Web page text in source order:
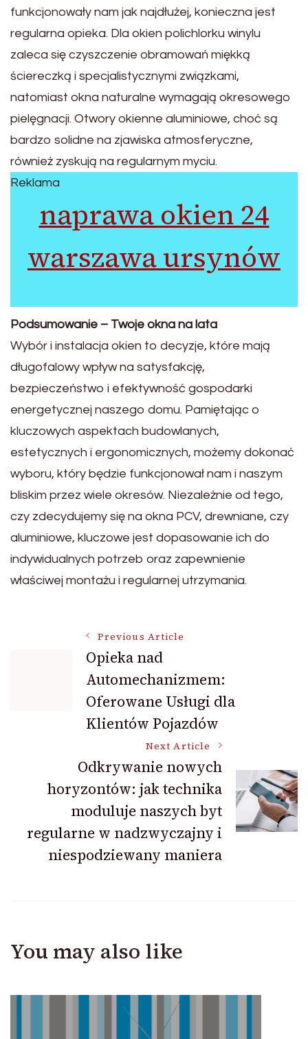
funkcjonowały nam jak najdłużej, konieczna jest
regularna opieka. Dla okien polichlorku winylu
zaleca się czyszczenie obramowań miękką
ściereczką i specjalistycznymi związkami,
natomiast okna naturalne wymagają okresowego
pielęgnacji. Otwory okienne aluminiowe, choć są
bardzo solidne na zjawiska atmosferyczne,
również zyskują na regularnym myciu.
Reklama
naprawa okien 24
warszawa ursynów
Podsumowanie – Twoje okna na lata
Wybór i instalacja okien to decyzje, które mają
długofalowy wpływ na satysfakcję,
bezpieczeństwo i efektywność gospodarki
energetycznej naszego domu. Pamiętając o
kluczowych aspektach budowlanych,
estetycznych i ergonomicznych, możemy dokonać
wyboru, który będzie funkcjonował nam i naszym
bliskim przez wiele okresów. Niezależnie od tego,
czy zdecydujemy się na okna PCV, drewniane, czy
aluminiowe, kluczowe jest dopasowanie ich do
indywidualnych potrzeb oraz zapewnienie
właściwej montażu i regularnej utrzymania.
Navigation
Previous Article
Opieka nad
Automechanizmem:
Oferowane Usługi dla
Klientów Pojazdów
Next Article
Odkrywanie nowych
horyzontów: jak technika
moduluje naszych byt
regularne w nadzwyczajny i
niespodziewany maniera
You may also like